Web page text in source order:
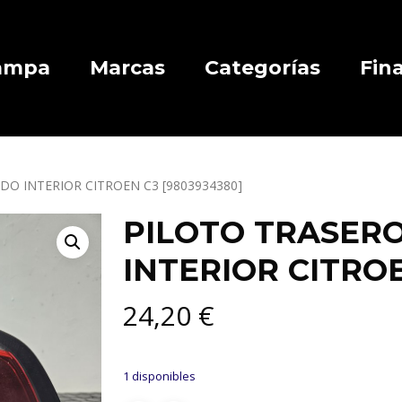
Marcas Categorías
INTERIOR CITROEN C3 [9803934380]
PILOTO
INTERIOR
24,20 €
1 disponibles